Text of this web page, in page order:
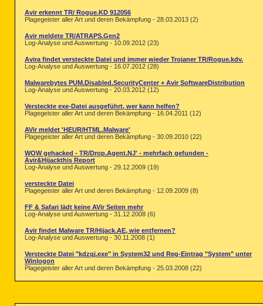
Avir erkennt TR/ Rogue.KD 912056
Plagegeister aller Art und deren Bekämpfung - 28.03.2013 (2)
Avir meldete TR/ATRAPS.Gen2
Log-Analyse und Auswertung - 10.09.2012 (23)
Avira findet versteckte Datei und immer wieder Trojaner TR/Rogue.kdv.
Log-Analyse und Auswertung - 16.07.2012 (28)
Malwarebytes PUM.Disabled.SecurityCenter + Avir SoftwareDistribution
Log-Analyse und Auswertung - 20.03.2012 (12)
Versteckte exe-Datei ausgeführt, wer kann helfen?
Plagegeister aller Art und deren Bekämpfung - 16.04.2011 (12)
AVir meldet 'HEUR/HTML.Malware'
Plagegeister aller Art und deren Bekämpfung - 30.09.2010 (22)
WOW gehacked - TR/Drop.Agent.NJ' - mehrfach gefunden -
Avir&Hijackthis Report
Log-Analyse und Auswertung - 29.12.2009 (19)
versteckte Datei
Plagegeister aller Art und deren Bekämpfung - 12.09.2009 (8)
FF & Safari lädt keine AVir Seiten mehr
Log-Analyse und Auswertung - 31.12.2008 (6)
Avir findet Malware TR/Hijack.AE, wie entfernen?
Log-Analyse und Auswertung - 30.11.2008 (1)
Versteckte Datei "kdzqj.exe" in System32 und Reg-Eintrag "System" unter
Winlogon
Plagegeister aller Art und deren Bekämpfung - 25.03.2008 (22)